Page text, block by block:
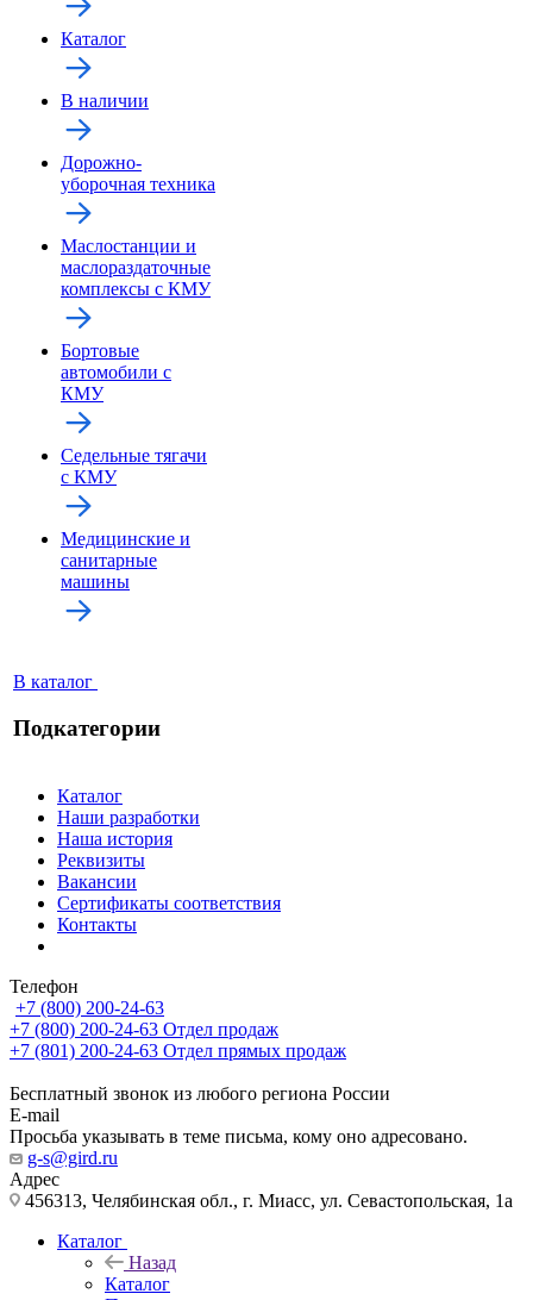
Каталог
В наличии
Дорожно-
уборочная техника
Маслостанции и
маслораздаточные
комплексы с КМУ
Бортовые
автомобили с
КМУ
Седельные тягачи
с КМУ
Медицинские и
санитарные
машины
В каталог
Подкатегории
Каталог
Наши разработки
Наша история
Реквизиты
Вакансии
Сертификаты соответствия
Контакты
Телефон
+7 (800) 200-24-63
+7 (800) 200-24-63 Отдел продаж
+7 (801) 200-24-63 Отдел прямых продаж
Бесплатный звонок из любого региона России
E-mail
Просьба указывать в теме письма, кому оно адресовано.
g-s@gird.ru
Адрес
456313, Челябинская обл., г. Миасс, ул. Севастопольская, 1а
Каталог
Назад
Каталог